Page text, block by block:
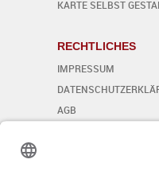
KARTE SELBST
RECHTLICHES
IMPRESSUM
AGB